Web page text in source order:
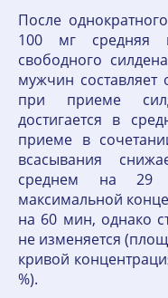
После
100 мг средняя
свободного
мужчин
при приеме
достигается в
приеме в
всасывания
среднем на 29
максимальной
на 60 мин, однако
не изменяется
кривой
%).